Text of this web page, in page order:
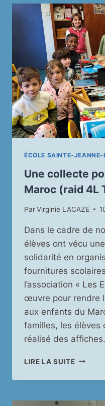
2025
(12
ÉCOLE SAINTE-JEANNE-
Une collecte
Maroc (raid 4L
ParVirginie LACAZE
Dans le cadre de
élèves ont vécu
solidarité en
fournitures
l’association « Les
œuvre pour rendre
aux enfants du
familles, les élèves
réalisé des
LIRE LA SUITEUNE
POUR